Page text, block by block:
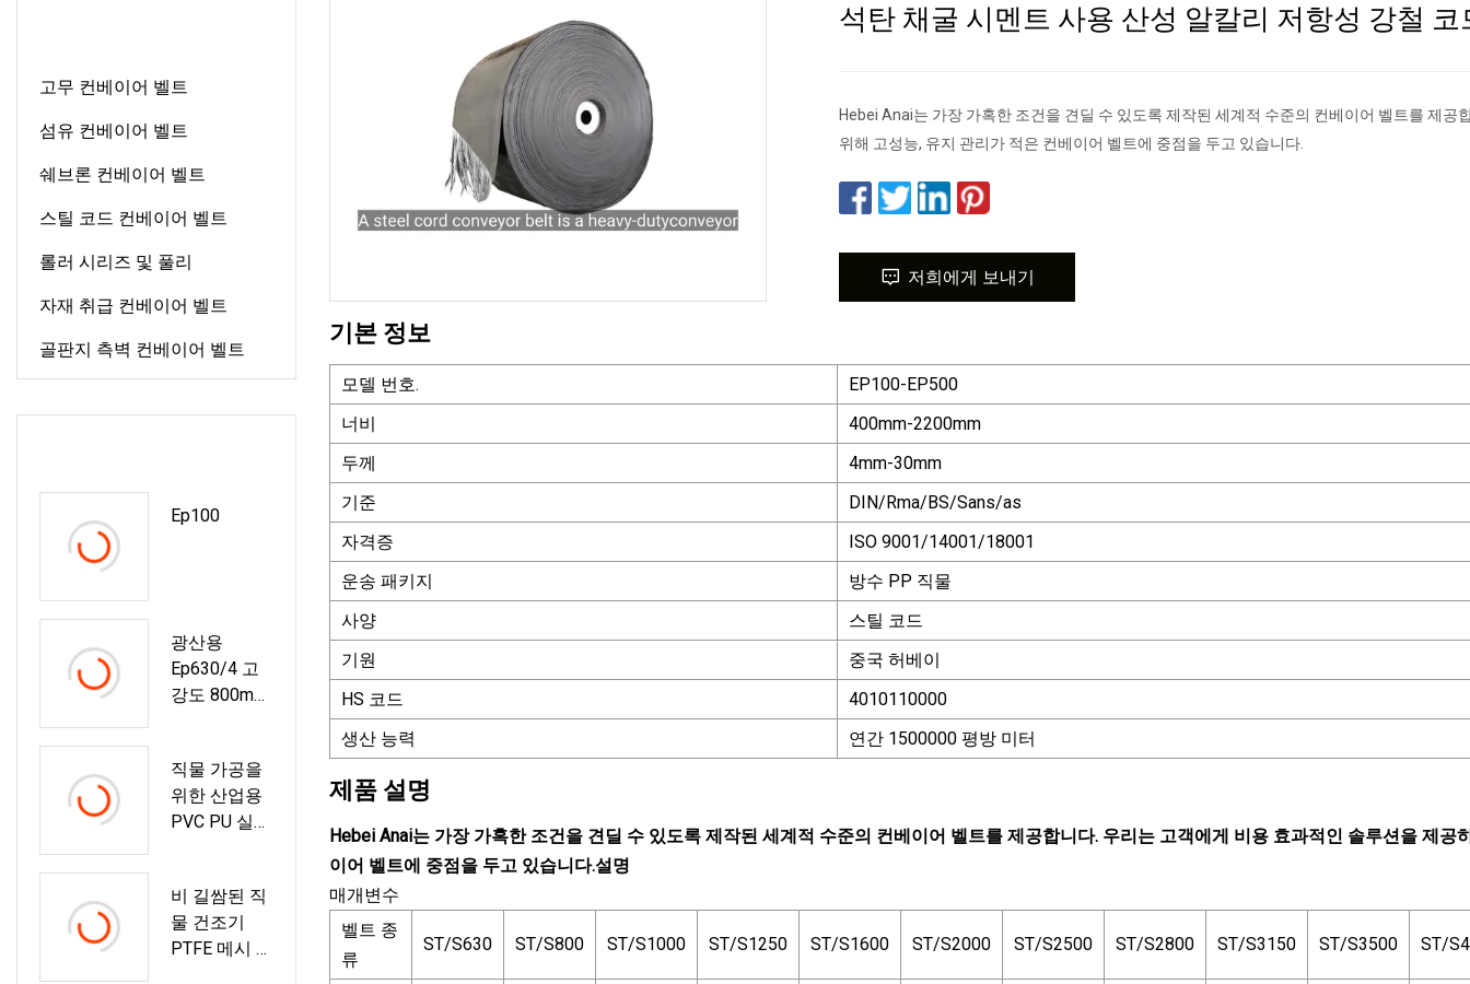
고무 컨베이어 벨트
섬유 컨베이어 벨트
쉐브론 컨베이어 벨트
스틸 코드 컨베이어 벨트
롤러 시리즈 및 풀리
자재 취급 컨베이어 벨트
골판지 측벽 컨베이어 벨트
Ep100
광산용
Ep630/4 고
강도 800mm
직물 가공을
위한 산업용
PVC PU 실리
비 길쌈된 직
물 건조기
PTFE 메시 컨
석탄 채굴 시멘트 사용 산성 알칼리 저항성 강철
Hebei Anai는 가장 가혹한 조건을 견딜 수 있도록 제작된 세계적 수준의 컨베이어 벨트를 제공
위해 고성능, 유지 관리가 적은 컨베이어 벨트에 중점을 두고 있습니다.
저희에게 보내기
기본 정보
모델 번호.
EP100-EP500
너비
400mm-2200mm
두께
4mm-30mm
기준
DIN/Rma/BS/Sans/as
자격증
ISO 9001/14001/18001
운송 패키지
방수 PP 직물
사양
스틸 코드
기원
중국 허베이
HS 코드
4010110000
생산 능력
연간 1500000 평방 미터
제품 설명
Hebei Anai는 가장 가혹한 조건을 견딜 수 있도록 제작된 세계적 수준의 컨베이어 벨트를 제공합니다. 우리는 고객에게 비용 효과적인 솔루션을 제공
이어 벨트에 중점을 두고 있습니다.설명
매개변수
벨트 종
류
ST/S630 ST/S800 ST/S1000 ST/S1250 ST/S1600 ST/S2000 ST/S2500 ST/S2800 ST/S3150 ST/S3500 ST/